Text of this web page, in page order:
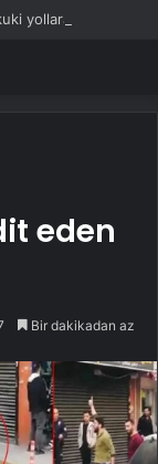
eden
Bir dakikadan az